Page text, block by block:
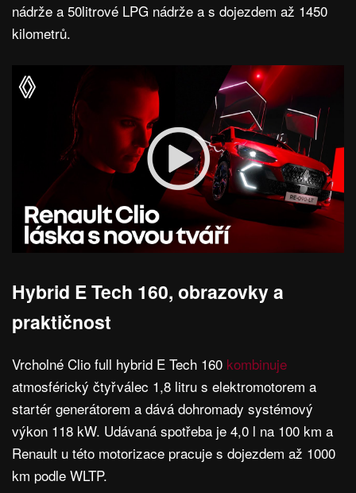
nádrže a 50litrové LPG nádrže a s dojezdem až 1450
kilometrů.
Hybrid E Tech 160, obrazovky a
praktičnost
Vrcholné Clio full hybrid E Tech 160 kombinuje
atmosférický čtyřválec 1,8 litru s elektromotorem a
startér generátorem a dává dohromady systémový
výkon 118 kW. Udávaná spotřeba je 4,0 l na 100 km a
Renault u této motorizace pracuje s dojezdem až 1000
km podle WLTP.